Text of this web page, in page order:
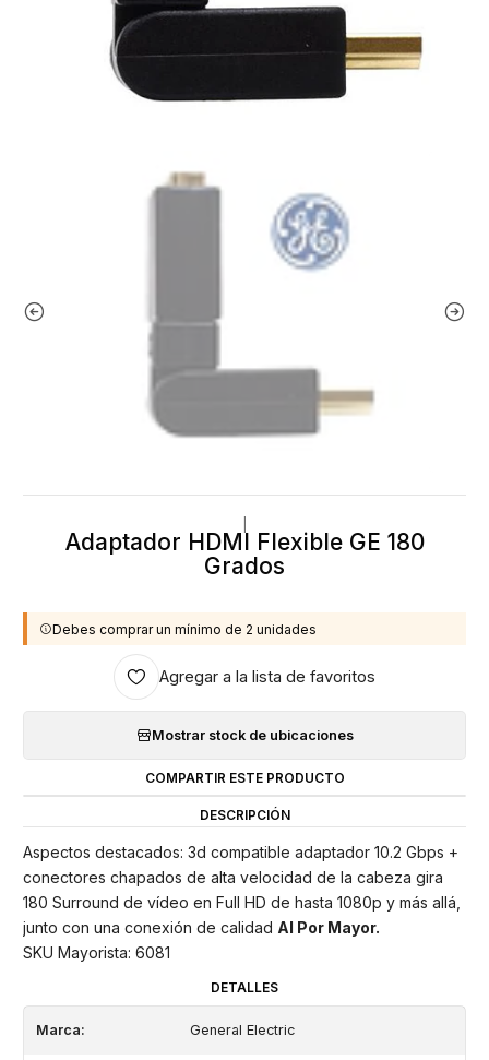
Adaptador HDMI Flexible GE 180
Grados
Debes comprar un mínimo de 2 unidades
Agregar a la lista de favoritos
Mostrar stock de ubicaciones
COMPARTIR ESTE PRODUCTO
DESCRIPCIÓN
Aspectos destacados: 3d compatible adaptador 10.2 Gbps +
conectores chapados de alta velocidad de la cabeza gira
180 Surround de vídeo en Full HD de hasta 1080p y más allá,
junto con una conexión de calidad Al Por Mayor.
SKU Mayorista: 6081
DETALLES
Marca: General Electric